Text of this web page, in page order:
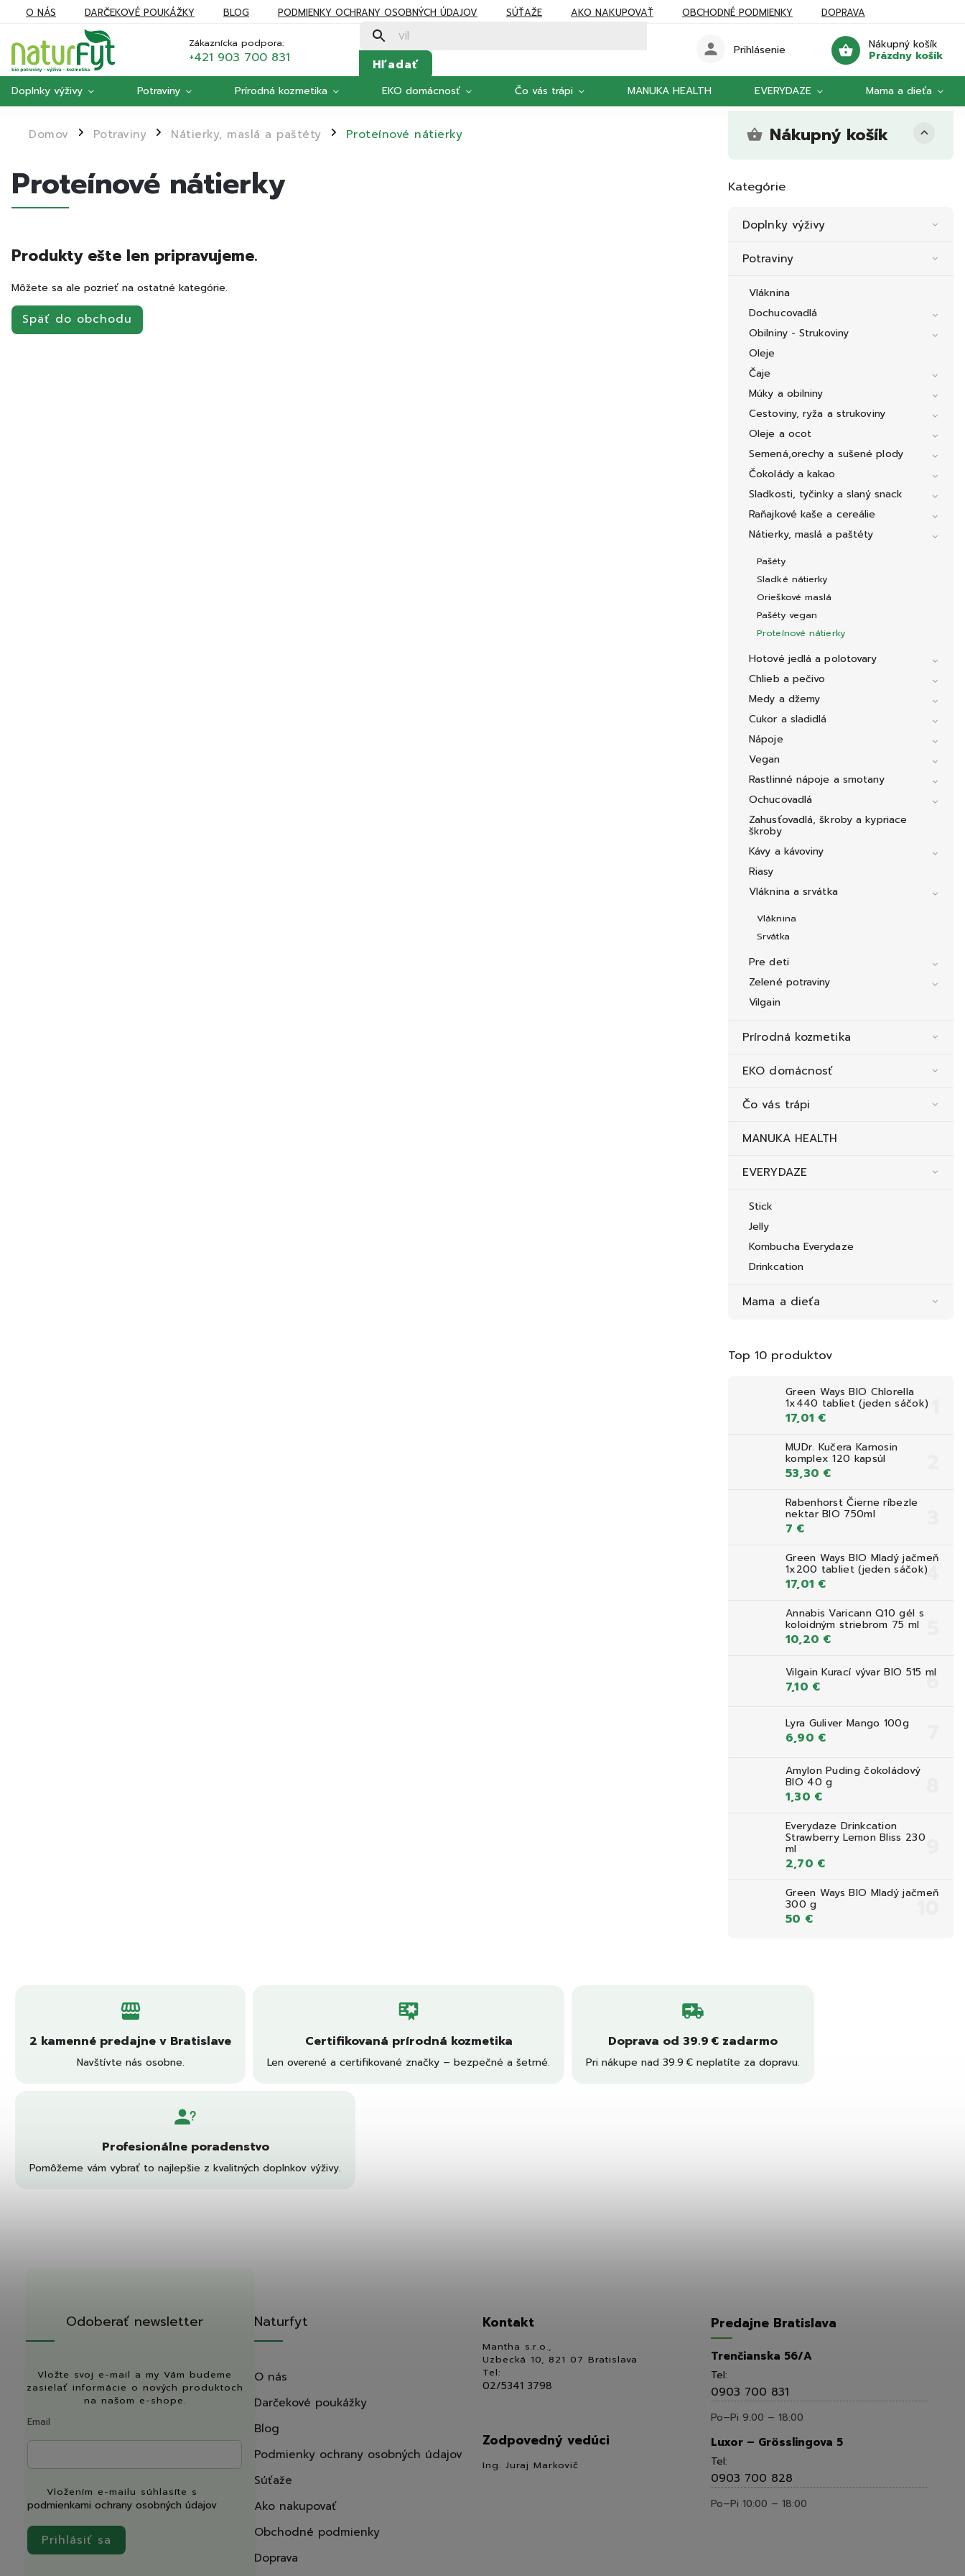
O NÁS DARČEKOVÉ POUKÁŽKY BLOG PODMIENKY OCHRANY OSOBNÝCH ÚDAJOV SÚŤAŽE AKO NAKUPOVAŤ OBCHODNÉ PODMIENKY
DOPRAVA
Zákaznícka podpora:
+421 903 700 831 Hľadať
Nákupný košík
Prázdny košík
Prihlásenie
Doplnky výživy Potraviny Prírodná kozmetika EKO domácnosť Čo vás trápi MANUKA HEALTH EVERYDAZE Mama a dieťa
Domov / Potraviny / Nátierky, maslá a paštéty / Proteínové nátierky Nákupný košík
Kategórie
Doplnky výživy
Potraviny
Vláknina
Dochucovadlá
Obilniny - Strukoviny
Oleje
Čaje
Múky a obilniny
Cestoviny, ryža a strukoviny
Oleje a ocot
Semená,orechy a sušené plody
Čokolády a kakao
Sladkosti, tyčinky a slaný snack
Raňajkové kaše a cereálie
Nátierky, maslá a paštéty
Pašéty
Sladké nátierky
Orieškové maslá
Pašéty vegan
Proteínové nátierky
Hotové jedlá a polotovary
Chlieb a pečivo
Medy a džemy
Cukor a sladidlá
Nápoje
Vegan
Rastlinné nápoje a smotany
Ochucovadlá
Zahusťovadlá, škroby a kypriace
škroby
Kávy a kávoviny
Riasy
Vláknina a srvátka
Vláknina
Srvátka
Pre deti
Zelené potraviny
Vilgain
Prírodná kozmetika
EKO domácnosť
Čo vás trápi
MANUKA HEALTH
EVERYDAZE
Stick
Jelly
Kombucha Everydaze
Drinkcation
Mama a dieťa
Top 10 produktov
Green Ways BIO Chlorella
1x440 tabliet (jeden sáčok)
17,01 €
MUDr. Kučera Karnosin
komplex 120 kapsúl
53,30 €
Rabenhorst Čierne ríbezle
nektar BIO 750ml
7 €
Green Ways BIO Mladý jačmeň
1x200 tabliet (jeden sáčok)
17,01 €
Annabis Varicann Q10 gél s
koloidným striebrom 75 ml
10,20 €
Vilgain Kurací vývar BIO 515 ml
7,10 €
Lyra Guliver Mango 100g
6,90 €
Amylon Puding čokoládový
BIO 40 g
1,30 €
Everydaze Drinkcation
Strawberry Lemon Bliss 230
ml
2,70 €
Green Ways BIO Mladý jačmeň
300 g
50 €
Proteínové nátierky
Produkty ešte len pripravujeme.
Môžete sa ale pozrieť na ostatné kategórie.
Späť do obchodu
2 kamenné predajne v Bratislave
Navštívte nás osobne.
Certifikovaná prírodná kozmetika
Len overené a certifikované značky – bezpečné a šetrné.
Doprava od 39.9 € zadarmo
Pri nákupe nad 39.9 € neplatíte za dopravu.
Profesionálne poradenstvo
Pomôžeme vám vybrať to najlepšie z kvalitných doplnkov výživy.
Odoberať newsletter
Vložte svoj e-mail a my Vám budeme
zasielať informácie o nových produktoch
na našom e-shope.
Email
Vložením e-mailu súhlasíte s
podmienkami ochrany osobných údajov
Prihlásiť sa
Naturfyt
O nás
Darčekové poukážky
Blog
Podmienky ochrany osobných údajov
Súťaže
Ako nakupovať
Obchodné podmienky
Doprava
Kontakt
Mantha s.r.o.,
Uzbecká 10, 821 07 Bratislava
Tel:
02/5341 3798
Zodpovedný vedúci
Ing. Juraj Markovič
Predajne Bratislava
Trenčianska 56/A
Tel:
0903 700 831
Po–Pi 9:00 – 18:00
Luxor – Grösslingova 5
Tel:
0903 700 828
Po–Pi 10:00 – 18:00